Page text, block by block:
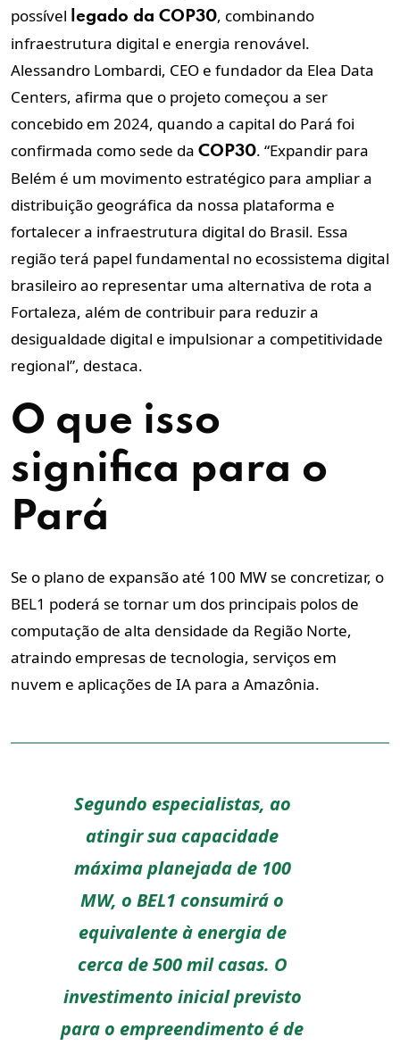
possível legado da COP30, combinando
infraestrutura digital e energia renovável.
Alessandro Lombardi, CEO e fundador da Elea Data
Centers, afirma que o projeto começou a ser
concebido em 2024, quando a capital do Pará foi
confirmada como sede da COP30. “Expandir para
Belém é um movimento estratégico para ampliar a
distribuição geográfica da nossa plataforma e
fortalecer a infraestrutura digital do Brasil. Essa
região terá papel fundamental no ecossistema digital
brasileiro ao representar uma alternativa de rota a
Fortaleza, além de contribuir para reduzir a
desigualdade digital e impulsionar a competitividade
regional”, destaca.
O que isso
significa para o
Pará
Se o plano de expansão até 100 MW se concretizar, o
BEL1 poderá se tornar um dos principais polos de
computação de alta densidade da Região Norte,
atraindo empresas de tecnologia, serviços em
nuvem e aplicações de IA para a Amazônia.
Segundo especialistas, ao
atingir sua capacidade
máxima planejada de 100
MW, o BEL1 consumirá o
equivalente à energia de
cerca de 500 mil casas. O
investimento inicial previsto
para o empreendimento é de